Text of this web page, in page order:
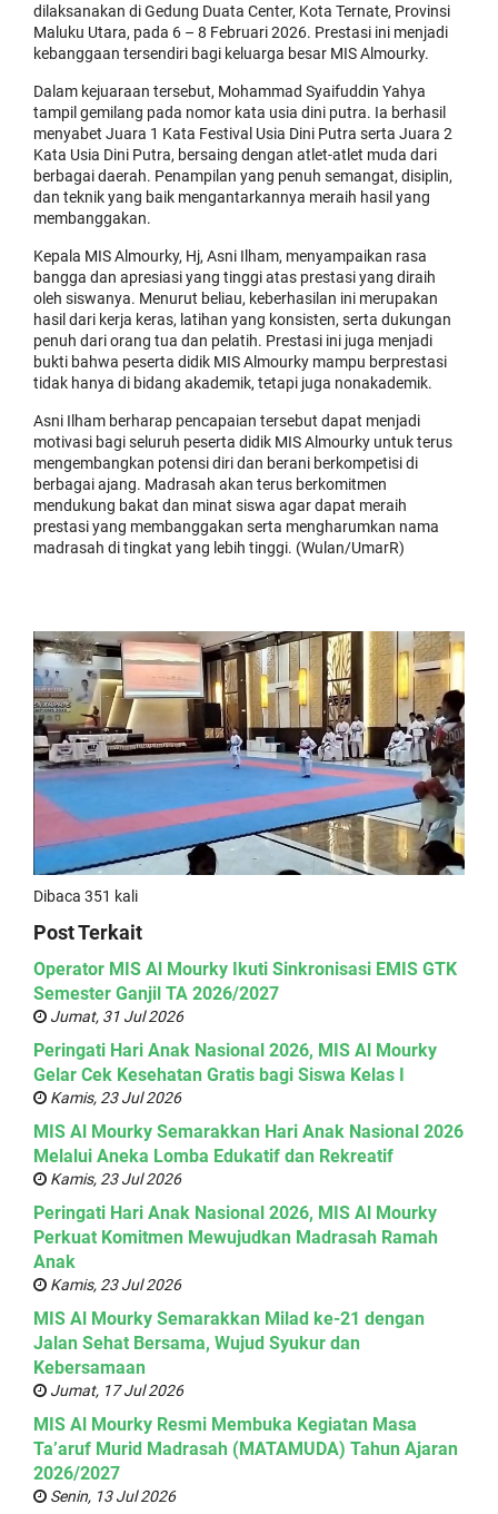
dilaksanakan di Gedung Duata Center, Kota Ternate, Provinsi
Maluku Utara, pada 6 – 8 Februari 2026. Prestasi ini menjadi
kebanggaan tersendiri bagi keluarga besar MIS Almourky.
Dalam kejuaraan tersebut, Mohammad Syaifuddin Yahya
tampil gemilang pada nomor kata usia dini putra. Ia berhasil
menyabet Juara 1 Kata Festival Usia Dini Putra serta Juara 2
Kata Usia Dini Putra, bersaing dengan atlet-atlet muda dari
berbagai daerah. Penampilan yang penuh semangat, disiplin,
dan teknik yang baik mengantarkannya meraih hasil yang
membanggakan.
Kepala MIS Almourky, Hj, Asni Ilham, menyampaikan rasa
bangga dan apresiasi yang tinggi atas prestasi yang diraih
oleh siswanya. Menurut beliau, keberhasilan ini merupakan
hasil dari kerja keras, latihan yang konsisten, serta dukungan
penuh dari orang tua dan pelatih. Prestasi ini juga menjadi
bukti bahwa peserta didik MIS Almourky mampu berprestasi
tidak hanya di bidang akademik, tetapi juga nonakademik.
Asni Ilham berharap pencapaian tersebut dapat menjadi
motivasi bagi seluruh peserta didik MIS Almourky untuk terus
mengembangkan potensi diri dan berani berkompetisi di
berbagai ajang. Madrasah akan terus berkomitmen
mendukung bakat dan minat siswa agar dapat meraih
prestasi yang membanggakan serta mengharumkan nama
madrasah di tingkat yang lebih tinggi. (Wulan/UmarR)
Dibaca 351 kali
Post Terkait
Operator MIS Al Mourky Ikuti Sinkronisasi EMIS GTK
Semester Ganjil TA 2026/2027
Jumat, 31 Jul 2026
Peringati Hari Anak Nasional 2026, MIS Al Mourky
Gelar Cek Kesehatan Gratis bagi Siswa Kelas I
Kamis, 23 Jul 2026
MIS Al Mourky Semarakkan Hari Anak Nasional 2026
Melalui Aneka Lomba Edukatif dan Rekreatif
Kamis, 23 Jul 2026
Peringati Hari Anak Nasional 2026, MIS Al Mourky
Perkuat Komitmen Mewujudkan Madrasah Ramah
Anak
Kamis, 23 Jul 2026
MIS Al Mourky Semarakkan Milad ke-21 dengan
Jalan Sehat Bersama, Wujud Syukur dan
Kebersamaan
Jumat, 17 Jul 2026
MIS Al Mourky Resmi Membuka Kegiatan Masa
Ta’aruf Murid Madrasah (MATAMUDA) Tahun Ajaran
2026/2027
Senin, 13 Jul 2026